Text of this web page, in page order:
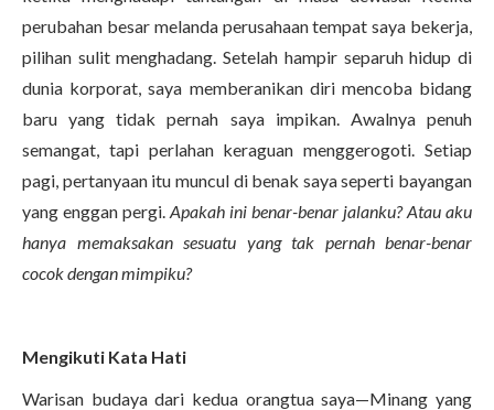
perubahan besar melanda perusahaan tempat saya bekerja,
pilihan sulit menghadang. Setelah hampir separuh hidup di
dunia korporat, saya memberanikan diri mencoba bidang
baru yang tidak pernah saya impikan. Awalnya penuh
semangat, tapi perlahan keraguan menggerogoti. Setiap
pagi, pertanyaan itu muncul di benak saya seperti bayangan
yang enggan pergi. Apakah ini benar-benar jalanku? Atau aku
hanya memaksakan sesuatu yang tak pernah benar-benar
cocok dengan mimpiku?
Mengikuti Kata Hati
Warisan budaya dari kedua orangtua saya—Minang yang